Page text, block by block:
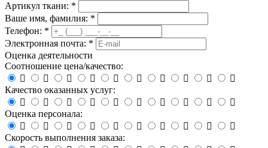
Артикул ткани: *
Ваше имя, фамилия: *
Телефон: *
Электронная почта: *
Оценка деятельности
Соотношение цена/качество:

       

Качество оказанных услуг:

       

Оценка персонала:

       

Скорость выполнения заказа: